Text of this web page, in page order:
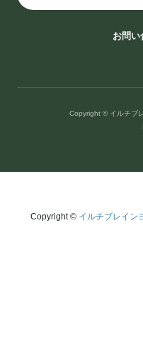
お問い
Copyright © イルチブ
Copyright © イルチブレイン